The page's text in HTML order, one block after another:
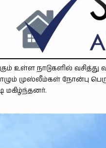
உள்ள நாடுகளில் வசித்து
முஸ்லீம்கள் நோன்பு